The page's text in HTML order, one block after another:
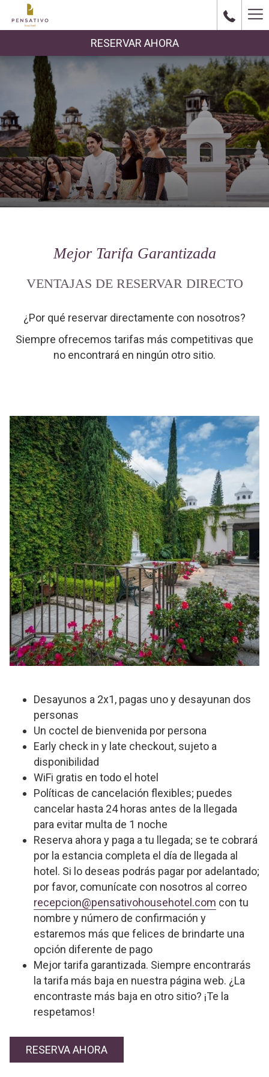
RESERVAR AHORA
Mejor Tarifa Garantizada
VENTAJAS DE RESERVAR DIRECTO
¿Por qué reservar directamente con nosotros?
Siempre ofrecemos tarifas más competitivas que
no encontrará en ningún otro sitio.
Desayunos a 2x1, pagas uno y desayunan dos
personas
Un coctel de bienvenida por persona
Early check in y late checkout, sujeto a
disponibilidad
WiFi gratis en todo el hotel
Políticas de cancelación flexibles; puedes
cancelar hasta 24 horas antes de la llegada
para evitar multa de 1 noche
Reserva ahora y paga a tu llegada; se te cobrará
por la estancia completa el día de llegada al
hotel. Si lo deseas podrás pagar por adelantado;
por favor, comunícate con nosotros al correo
recepcion@pensativohousehotel.com con tu
nombre y número de confirmación y
estaremos más que felices de brindarte una
opción diferente de pago
Mejor tarifa garantizada. Siempre encontrarás
la tarifa más baja en nuestra página web. ¿La
encontraste más baja en otro sitio? ¡Te la
respetamos!
RESERVA AHORA
B